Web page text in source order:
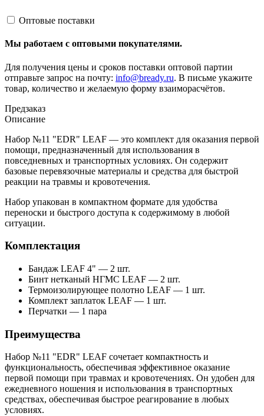
Оптовые поставки
Мы работаем с оптовыми покупателями.
Для получения цены и сроков поставки оптовой партии
отправьте запрос на почту: info@bready.ru. В письме укажите
товар, количество и желаемую форму взаиморасчётов.
Предзаказ
Описание
Набор №11 "EDR" LEAF — это комплект для оказания первой
помощи, предназначенный для использования в
повседневных и транспортных условиях. Он содержит
базовые перевязочные материалы и средства для быстрой
реакции на травмы и кровотечения.
Набор упакован в компактном формате для удобства
переноски и быстрого доступа к содержимому в любой
ситуации.
Комплектация
Бандаж LEAF 4" — 2 шт.
Бинт нетканый НГМС LEAF — 2 шт.
Термоизолирующее полотно LEAF — 1 шт.
Комплект заплаток LEAF — 1 шт.
Перчатки — 1 пара
Преимущества
Набор №11 "EDR" LEAF сочетает компактность и
функциональность, обеспечивая эффективное оказание
первой помощи при травмах и кровотечениях. Он удобен для
ежедневного ношения и использования в транспортных
средствах, обеспечивая быстрое реагирование в любых
условиях.